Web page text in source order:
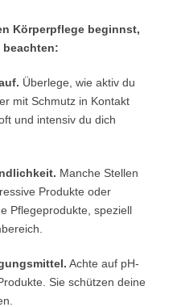
Körperpflege beginnst,
Überlege, wie aktiv du
mit Schmutz in Kontakt
und intensiv du dich
Manche Stellen
Produkte oder
Pflegeprodukte, speziell
Achte auf pH-
Sie schützen deine